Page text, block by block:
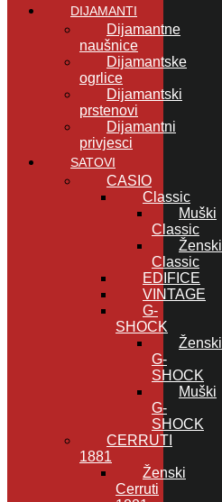
DIJAMANTI
Dijamantne
naušnice
Dijamantske
ogrlice
Dijamantski
prstenovi
Dijamantni
privjesci
SATOVI
CASIO
Classic
Muški
Classic
Ženski
Classic
EDIFICE
VINTAGE
G-
SHOCK
Ženski
G-
SHOCK
Muški
G-
SHOCK
CERRUTI
1881
Ženski
Cerruti